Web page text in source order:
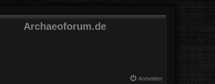
Archaeoforum.de
Anmelden